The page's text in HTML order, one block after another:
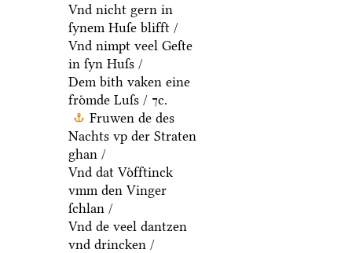
Vnd nicht gern in
ſynem Huſe blifft /
Vnd nimpt veel Geſte
in ſyn Huſs /
Dem bith vaken eine
froͤmde Luſs / ⁊c.
Fruwen de des
Nachts vp der Straten
ghan /
Vnd dat Voͤfftinck
vmm den Vinger
ſchlan /
Vnd de veel dantzen
vnd drincken /